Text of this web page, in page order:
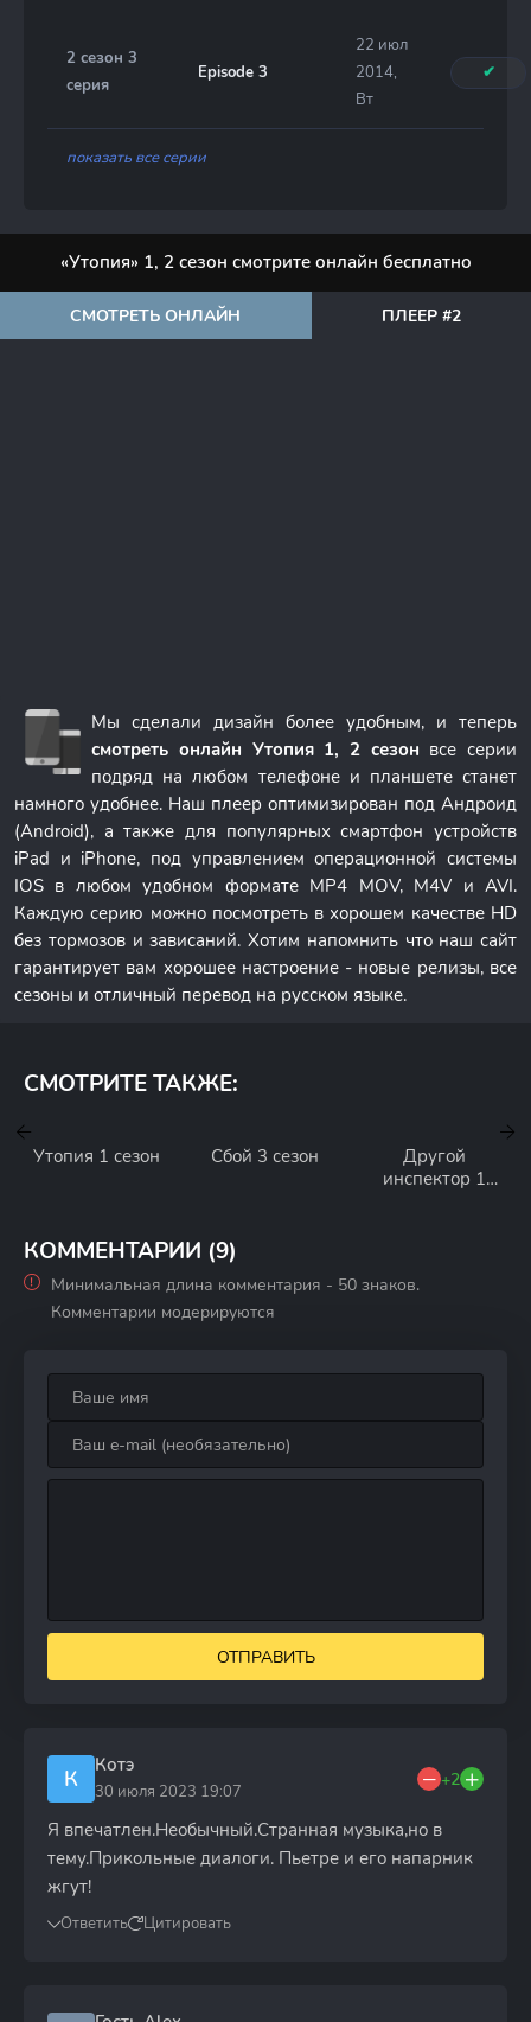
2 сезон 3
серия
Episode 3
22 июл
2014,
Вт
✔
показать все серии
«Утопия» 1, 2 сезон смотрите онлайн бесплатно
СМОТРЕТЬ ОНЛАЙН ПЛЕЕР #2
Мы сделали дизайн более удобным, и теперь
смотреть онлайн Утопия 1, 2 сезон все серии
подряд на любом телефоне и планшете станет
намного удобнее. Наш плеер оптимизирован под Андроид
(Android), а также для популярных смартфон устройств
iPad и iPhone, под управлением операционной системы
IOS в любом удобном формате MP4 MOV, M4V и AVI.
Каждую серию можно посмотреть в хорошем качестве HD
без тормозов и зависаний. Хотим напомнить что наш сайт
гарантирует вам хорошее настроение - новые релизы, все
сезоны и отличный перевод на русском языке.
СМОТРИТЕ ТАКЖЕ:
Утопия 1 сезон Сбой 3 сезон
Другой
инспектор 1
КОММЕНТАРИИ (9)
Минимальная длина комментария - 50 знаков.
Комментарии модерируются
ОТПРАВИТЬ
К Котэ
30 июля 2023 19:07
+2
Я впечатлен.Необычный.Странная музыка,но в
тему.Прикольные диалоги. Пьетре и его напарник
жгут!
Ответить Цитировать